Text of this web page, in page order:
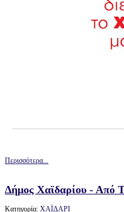
Περισσότερα...
Δήμος Χαϊδαρίου - Από
Κατηγορία: ΧΑΪΔΑΡΙ